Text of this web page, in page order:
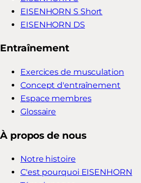
EISENHORN S Short
EISENHORN DS
Entraînement
Exercices de musculation
Concept d'entraînement
Espace membres
Glossaire
À propos de nous
Notre histoire
C'est pourquoi EISENHORN